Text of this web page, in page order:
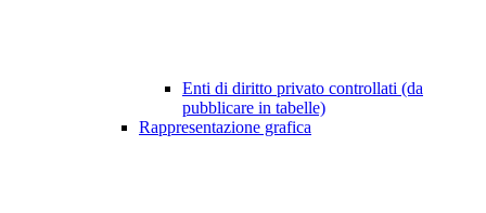
Enti di diritto privato controllati (da
pubblicare in tabelle)
Rappresentazione grafica